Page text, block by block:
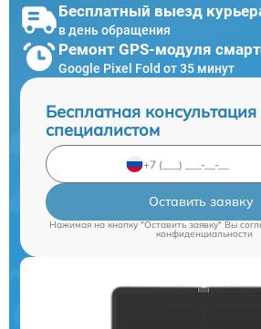
Бесплатный выезд
в день обращения
Ремонт GPS-модуля
Google Pixel Fold от 35 минут
Бесплатная консультация
специалистом
Оставить заявку
Нажимая на кнопку "Оставить заявку" Вы
конфиденциальности